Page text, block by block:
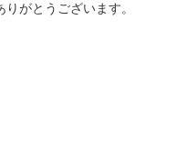
がとうございます。